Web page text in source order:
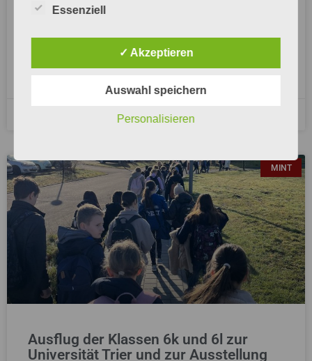
selbsterstellte Produkte aus Naturmaterialien vorgeführt. In
recherchiert, ausprobiert und vorbereitet. Schulleiter Ingo
MINT
Ausflug der Klassen 6k und 6l zur
Universität Trier und zur Ausstellung
Essenziell
✓ Akzeptieren
Auswahl speichern
Personalisieren